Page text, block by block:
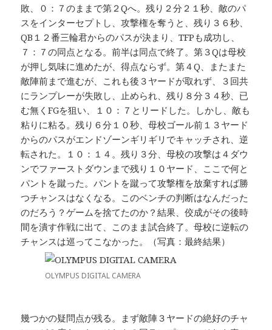
敗、０：７のままで第２Qへ。残り２分２１秒、敵のパ
スをインターセプトし、攻撃権を奪うと、残り３６秒、
QB１２番三輪君からのパスが決まり、TFPも成功し、
７：７の同点となる。前半は同点で終了。第３Qは母校
が押し気味に進めたが、得点ならず。第４Q、またまた
敵陣前まで進むが、これも後３ヤードが取れず、３回共
にランプレーが失敗し、止められ、残り８分３４秒、已
む無くFGを狙い、１０：７とリードした。しかし、敵も
粘りに粘る。残り６分１０秒、母校ゴール前１３ヤード
からのパスがエンドゾーンギリギリでキャッチされ、逆
転された。１０：１４。残り３分、母校の攻撃は４ダウ
ンでファーストダウンまで残り１０ヤード、ここで何と
パントを蹴った。パントを蹴って攻撃権を放棄すれば勝
つチャンスはなくなる。このベンチの判断はなんだった
のだろう？ゲームを捨てたのか？結果、佼成がその後時
間を潰す作戦に出て、このまま試合終了。母校に逆転の
チャンスは巡ってこなかった。（写真：最終結果）
OLYMPUS DIGITAL CAMERA
幾つかの疑問点が残る。まず敵陣３ヤードの絶好のチャ